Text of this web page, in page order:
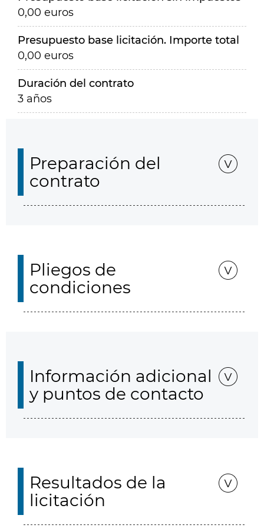
0,00 euros
Presupuesto base licitación. Importe total
0,00 euros
Duración del contrato
3 años
Preparación del
contrato
Pliegos de
condiciones
Información adicional
y puntos de contacto
Resultados de la
licitación